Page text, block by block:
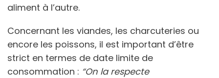
aliment à l’autre.
Concernant les viandes, les charcuteries ou
encore les poissons, il est important d’être
strict en termes de date limite de
consommation : “On la respecte